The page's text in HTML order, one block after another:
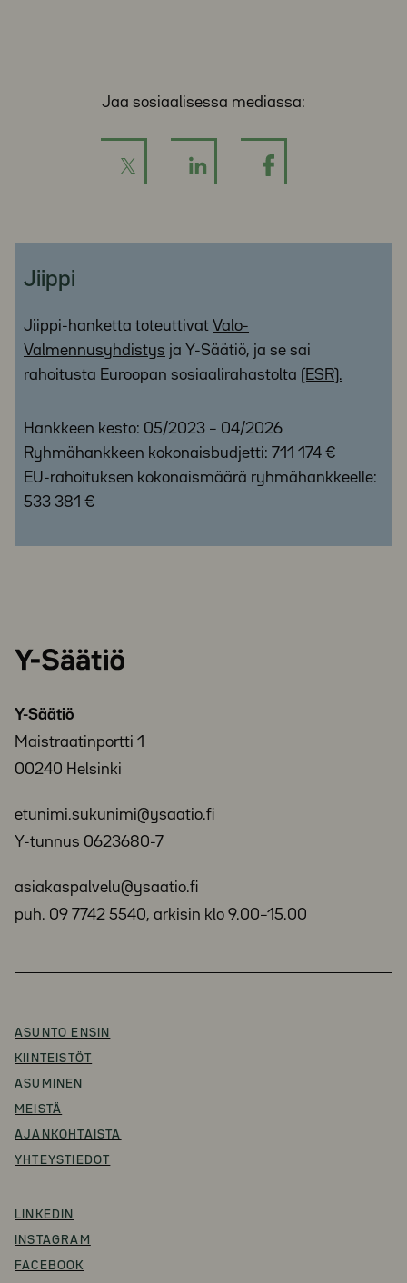
Jaa sosiaalisessa mediassa:
Jiippi
Jiippi-hanketta toteuttivat Valo-
Valmennusyhdistys ja Y-Säätiö, ja se sai
rahoitusta Euroopan sosiaalirahastolta
(ESR).
Hankkeen kesto: 05/2023 – 04/2026
Ryhmähankkeen kokonaisbudjetti: 711 174 €
EU-rahoituksen kokonaismäärä ryhmähankkeelle:
533 381 €
Y-
Y-Säätiö
Maistraatinportti 1
00240 Helsinki
etunimi.sukunimi@ysaatio.fi
Y-tunnus 0623680-7
asiakaspalvelu@ysaatio.fi
puh. 09 7742 5540, arkisin klo 9.00–15.00
ASUNTO ENSIN
KIINTEISTÖT
ASUMINEN
MEISTÄ
AJANKOHTAISTA
YHTEYSTIEDOT
LINKEDIN
INSTAGRAM
FACEBOOK